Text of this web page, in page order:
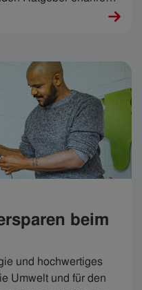
beim
und hochwertiges
Umwelt und für den